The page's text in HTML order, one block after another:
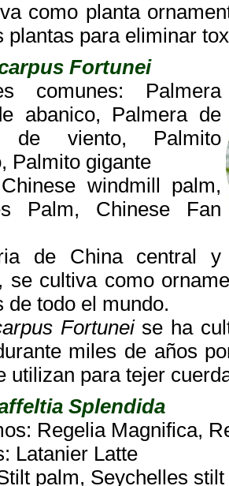
como planta
plantas para eliminar
Fortunei
comunes: Palmera
abanico, Palmera de
de viento, Palmito
Palmito gigante
windmill palm,
Palm, Chinese Fan
de China central y
se cultiva como
de todo el mundo.
Fortuneise ha
miles de años
utilizan para tejer
Splendida
Regelia Magnifica,
Latanier Latte
palm, Seychelles